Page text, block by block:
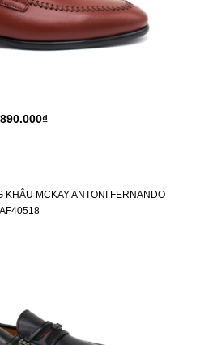
MCKAY ANTONI FERNANDO
AF40518